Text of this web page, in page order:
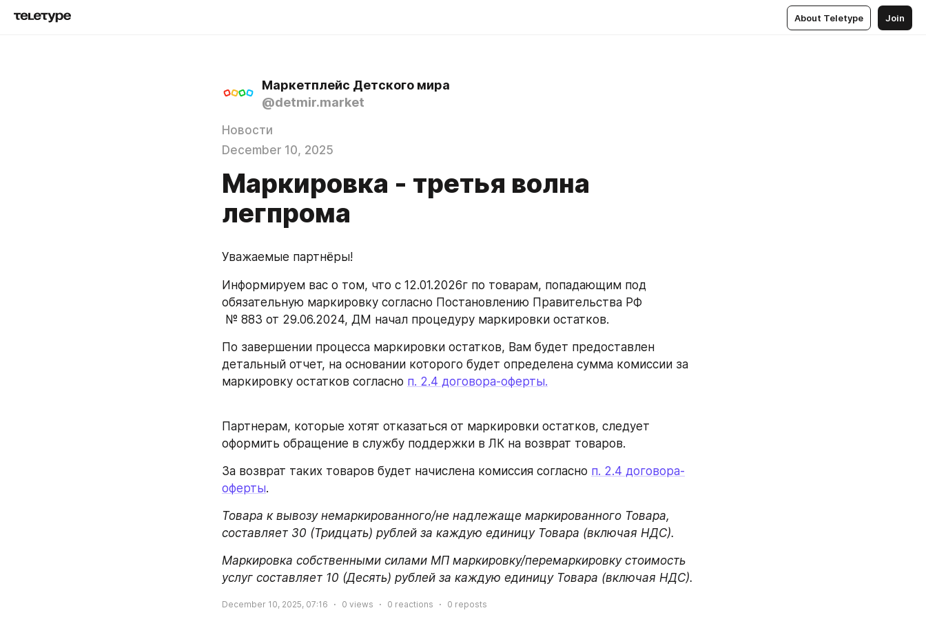
About Teletype Join
Маркетплейс Детского мира
@detmir.market
Новости
December 10, 2025
Маркировка - третья волна
легпрома
Уважаемые партнёры!
Информируем вас о том, что с 12.01.2026г по товарам, попадающим под
обязательную маркировку согласно Постановлению Правительства РФ
№ 883 от 29.06.2024, ДМ начал процедуру маркировки остатков.
По завершении процесса маркировки остатков, Вам будет предоставлен
детальный отчет, на основании которого будет определена сумма комиссии за
маркировку остатков согласно п. 2.4 договора-оферты.
Партнерам, которые хотят отказаться от маркировки остатков, следует
оформить обращение в службу поддержки в ЛК на возврат товаров.
За возврат таких товаров будет начислена комиссия согласно п. 2.4 договора-
оферты.
Товара к вывозу немаркированного/не надлежаще маркированного Товара,
составляет 30 (Тридцать) рублей за каждую единицу Товара (включая НДС).
Маркировка собственными силами МП маркировку/перемаркировку стоимость
услуг составляет 10 (Десять) рублей за каждую единицу Товара (включая НДС).
December 10, 2025, 07:16 0 views 0 reactions 0 reposts